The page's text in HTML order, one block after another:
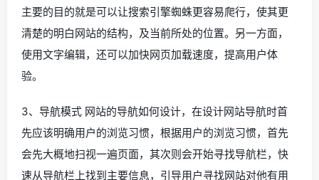
主要的目的就是可以让搜索引擎蜘蛛更容易爬行，使其更
清楚的明白网站的结构，及当前所处的位置。另一方面，
使用文字编辑，还可以加快网页加载速度，提高用户体
验。
3、导航模式 网站的导航如何设计，在设计网站导航时首
先应该明确用户的浏览习惯，根据用户的浏览习惯，首先
会先大概地扫视一遍页面，其次则会开始寻找导航栏，快
速从导航栏上找到主要信息，引导用户寻找网站对他有用